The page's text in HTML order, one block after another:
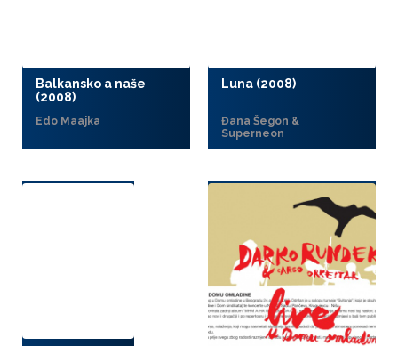
Balkansko a naše
(2008)
Edo Maajka
Luna (2008)
Đana Šegon &
Superneon